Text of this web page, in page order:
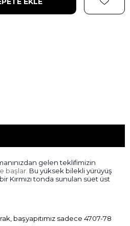
gelen teklifimizin
başlar. Bu yüksek bilekli yürüyüş
Kırmızı tonda sunulan süet üst
başyapıtımız sadece 4707-78